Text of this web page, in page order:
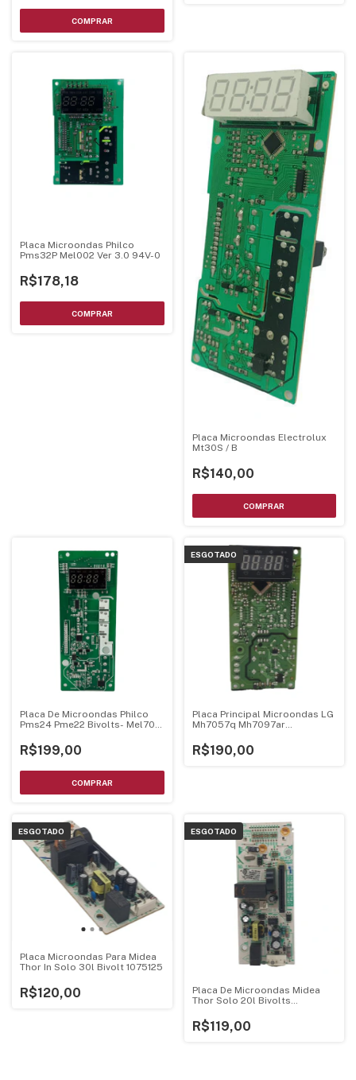
Placa Microondas Philco
Pms32P Mel002 Ver 3.0 94V-0
R$178,18
Placa Microondas Electrolux
Mt30S / B
R$140,00
Placa De Microondas Philco
Pms24 Pme22 Bivolts- Mel705
R$199,00
ESGOTADO
Placa Principal Microondas LG
Mh7057q Mh7097ar
R$190,00
ESGOTADO
Placa Microondas Para Midea
Thor In Solo 30l Bivolt 1075125
R$120,00
ESGOTADO
Placa De Microondas Midea
Thor Solo 20l Bivolts
R$119,00